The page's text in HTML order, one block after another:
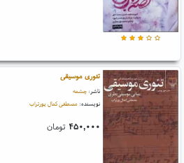
تئوری موسیقی
ناشر: چشمه
نویسنده: مصطفی کمال پورتراب
۴۵۰,۰۰۰ تومان